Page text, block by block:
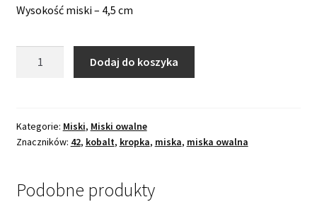
Wysokość miski – 4,5 cm
42"
Dodaj do koszyka
Kategorie: Miski, Miski owalne
Znaczników: 42, kobalt, kropka, miska, miska owalna
Podobne produkty